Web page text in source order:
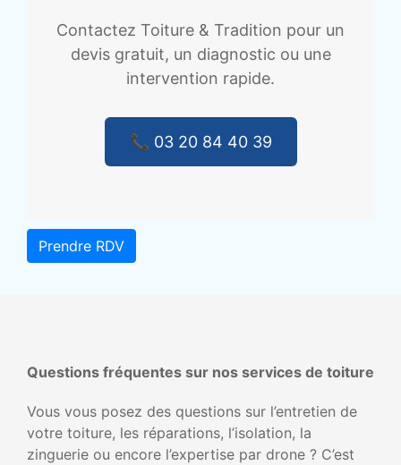
Contactez Toiture & Tradition pour un
devis gratuit, un diagnostic ou une
intervention rapide.
📞 03 20 84 40 39
Prendre RDV
Questions fréquentes sur nos services de toiture
Vous vous posez des questions sur l’entretien de
votre toiture, les réparations, l’isolation, la
zinguerie ou encore l’expertise par drone ? C’est